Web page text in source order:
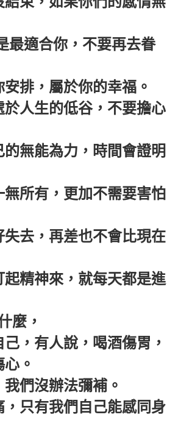
最適合你，不要再去眷
排，屬於你的幸福。
於人生的低谷，不要擔心
無能為力，時間會證明
無所有，更加不需要害怕
失去，再差也不會比現在
起精神來，就每天都是進
麼，
，有人說，喝酒傷胃，
。
們沒辦法彌補。
，只有我們自己能感同身